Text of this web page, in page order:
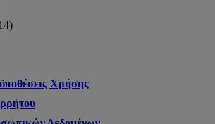
Χρήσης